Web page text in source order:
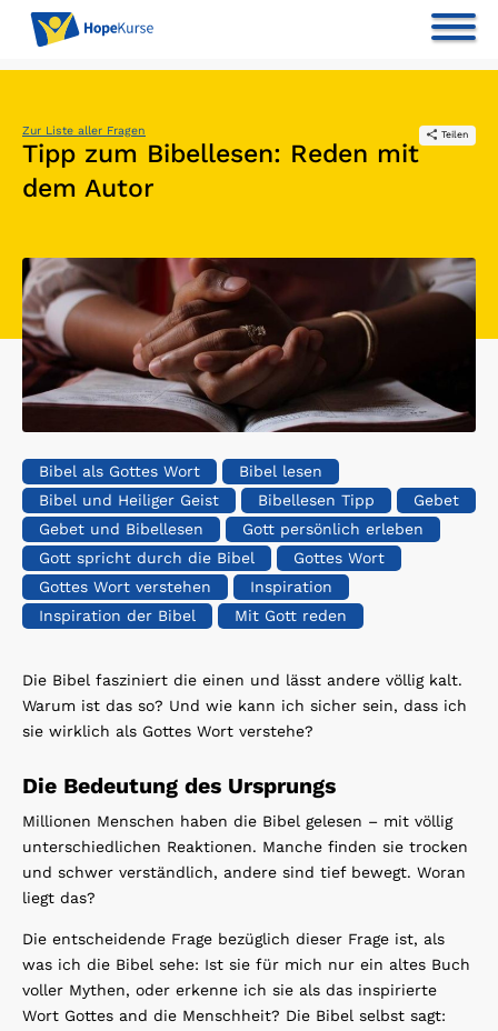
Zur Liste aller Fragen Teilen
Tipp zum Bibellesen: Reden mit
dem Autor
Bibel als Gottes Wort
Bibel lesen
Bibel und Heiliger Geist
Bibellesen Tipp
Gebet
Gebet und Bibellesen
Gott persönlich erleben
Gott spricht durch die Bibel
Gottes Wort
Gottes Wort verstehen
Inspiration
Inspiration der Bibel
Mit Gott reden
Die Bibel fasziniert die einen und lässt andere völlig kalt.
Warum ist das so? Und wie kann ich sicher sein, dass ich
sie wirklich als Gottes Wort verstehe?
Die Bedeutung des Ursprungs
Millionen Menschen haben die Bibel gelesen – mit völlig
unterschiedlichen Reaktionen. Manche finden sie trocken
und schwer verständlich, andere sind tief bewegt. Woran
liegt das?
Die entscheidende Frage bezüglich dieser Frage ist, als
was ich die Bibel sehe: Ist sie für mich nur ein altes Buch
voller Mythen, oder erkenne ich sie als das inspirierte
Wort Gottes and die Menschheit? Die Bibel selbst sagt: